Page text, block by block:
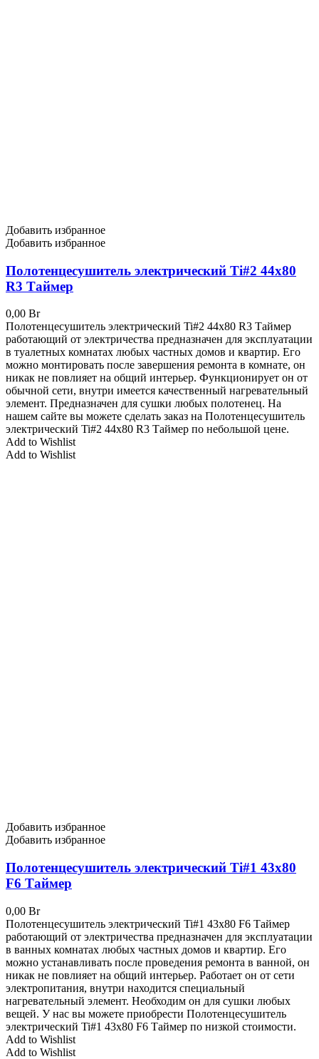
Добавить избранное
Добавить избранное
Полотенцесушитель электрический Ti#2 44х80
R3 Таймер
0,00 Br
Полотенцесушитель электрический Ti#2 44х80 R3 Таймер
работающий от электричества предназначен для эксплуатации
в туалетных комнатах любых частных домов и квартир. Его
можно монтировать после завершения ремонта в комнате, он
никак не повлияет на общий интерьер. Функционирует он от
обычной сети, внутри имеется качественный нагревательный
элемент. Предназначен для сушки любых полотенец. На
нашем сайте вы можете сделать заказ на Полотенцесушитель
электрический Ti#2 44х80 R3 Таймер по небольшой цене.
Add to Wishlist
Add to Wishlist
Добавить избранное
Добавить избранное
Полотенцесушитель электрический Ti#1 43х80
F6 Таймер
0,00 Br
Полотенцесушитель электрический Ti#1 43х80 F6 Таймер
работающий от электричества предназначен для эксплуатации
в ванных комнатах любых частных домов и квартир. Его
можно устанавливать после проведения ремонта в ванной, он
никак не повлияет на общий интерьер. Работает он от сети
электропитания, внутри находится специальный
нагревательный элемент. Необходим он для сушки любых
вещей. У нас вы можете приобрести Полотенцесушитель
электрический Ti#1 43х80 F6 Таймер по низкой стоимости.
Add to Wishlist
Add to Wishlist